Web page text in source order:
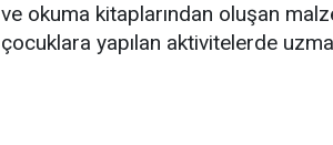
ve okuma kitaplarından oluşan
çocuklara yapılan aktivitelerde